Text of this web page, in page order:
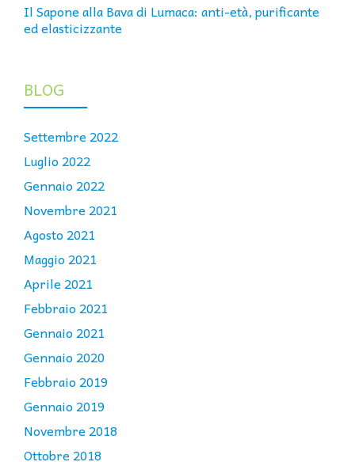
Il Sapone alla Bava di Lumaca: anti-età, purificante
ed elasticizzante
BLOG
Settembre 2022
Luglio 2022
Gennaio 2022
Novembre 2021
Agosto 2021
Maggio 2021
Aprile 2021
Febbraio 2021
Gennaio 2021
Gennaio 2020
Febbraio 2019
Gennaio 2019
Novembre 2018
Ottobre 2018